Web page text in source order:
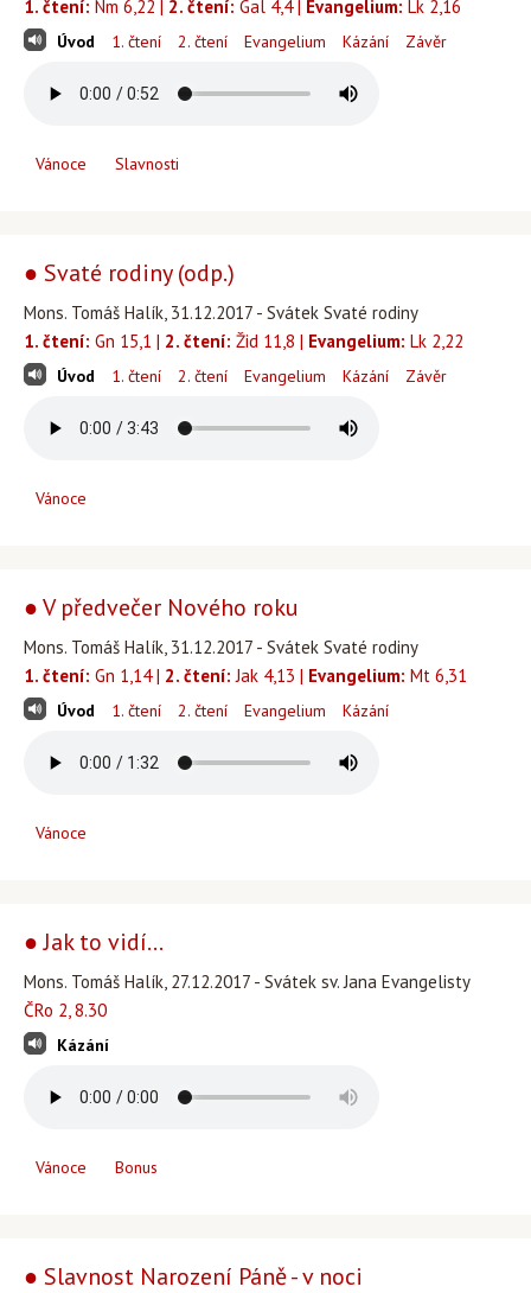
1. čtení: Nm 6,22 | 2. čtení: Gal 4,4 | Evangelium: Lk 2,16
Úvod 1. čtení 2. čtení Evangelium Kázání Závěr
Vánoce Slavnosti
● Svaté rodiny (odp.)
Mons. Tomáš Halík, 31.12.2017 - Svátek Svaté rodiny
1. čtení: Gn 15,1 | 2. čtení: Žid 11,8 | Evangelium: Lk 2,22
Úvod 1. čtení 2. čtení Evangelium Kázání Závěr
Vánoce
● V předvečer Nového roku
Mons. Tomáš Halík, 31.12.2017 - Svátek Svaté rodiny
1. čtení: Gn 1,14 | 2. čtení: Jak 4,13 | Evangelium: Mt 6,31
Úvod 1. čtení 2. čtení Evangelium Kázání
Vánoce
● Jak to vidí...
Mons. Tomáš Halík, 27.12.2017 - Svátek sv. Jana Evangelisty
ČRo 2, 8.30
Kázání
Vánoce Bonus
● Slavnost Narození Páně - v noci